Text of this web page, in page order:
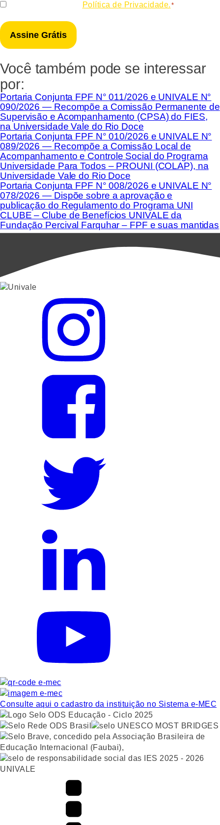
Consentir Política de Privacidade. *
Você também pode se interessar
por:
Portaria Conjunta FPF N° 011/2026 e UNIVALE N°
090/2026 — Recompõe a Comissão Permanente de
Supervisão e Acompanhamento (CPSA) do FIES,
na Universidade Vale do Rio Doce
Portaria Conjunta FPF N° 010/2026 e UNIVALE N°
089/2026 — Recompõe a Comissão Local de
Acompanhamento e Controle Social do Programa
Universidade Para Todos – PROUNI (COLAP), na
Universidade Vale do Rio Doce
Portaria Conjunta FPF N° 008/2026 e UNIVALE N°
078/2026 — Dispõe sobre a aprovação e
publicação do Regulamento do Programa UNI
CLUBE – Clube de Benefícios UNIVALE da
Fundação Percival Farquhar – FPF e suas mantidas
Consulte aqui o cadastro da instituição no Sistema e-MEC
UNIVALE